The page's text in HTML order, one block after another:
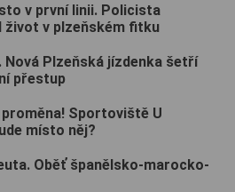
v první linii. Policista
život v plzeňském fitku
Plzeňská jízdenka šetří
přestup
Sportoviště U
místo něj?
Oběť španělsko-marocko-